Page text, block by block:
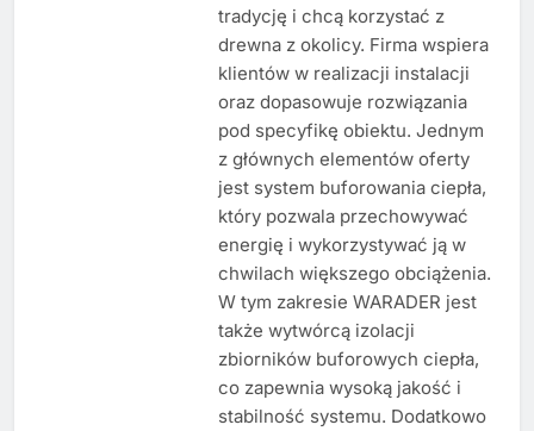
tradycję i chcą korzystać z
drewna z okolicy. Firma wspiera
klientów w realizacji instalacji
oraz dopasowuje rozwiązania
pod specyfikę obiektu. Jednym
z głównych elementów oferty
jest system buforowania ciepła,
który pozwala przechowywać
energię i wykorzystywać ją w
chwilach większego obciążenia.
W tym zakresie WARADER jest
także wytwórcą izolacji
zbiorników buforowych ciepła,
co zapewnia wysoką jakość i
stabilność systemu. Dodatkowo